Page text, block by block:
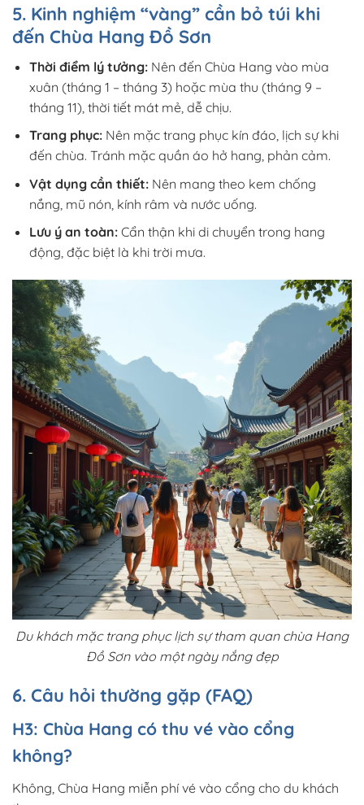
5. Kinh nghiệm “vàng” cần bỏ túi khi
đến Chùa Hang Đồ Sơn
Thời điểm lý tưởng:Nên đến Chùa Hang vào mùa
xuân (tháng 1 – tháng 3) hoặc mùa thu (tháng 9 –
tháng 11), thời tiết mát mẻ, dễ chịu.
Trang phục:Nên mặc trang phục kín đáo, lịch sự khi
đến chùa. Tránh mặc quần áo hở hang, phản cảm.
Vật dụng cần thiết:Nên mang theo kem chống
nắng, mũ nón, kính râm và nước uống.
Lưu ý an toàn:Cẩn thận khi di chuyển trong hang
động, đặc biệt là khi trời mưa.
Du khách mặc trang phục lịch sự tham quan chùa Hang
Đồ Sơn vào một ngày nắng đẹp
6. Câu hỏi thường gặp (FAQ)
H3: Chùa Hang có thu vé vào cổng
không?
Không, Chùa Hang miễn phí vé vào cổng cho du khách